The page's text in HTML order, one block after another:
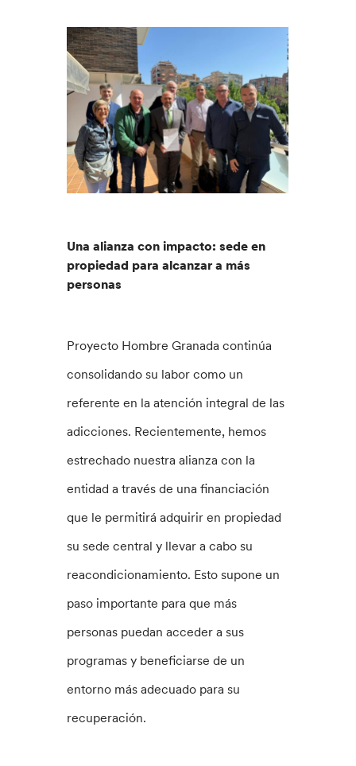
Una alianza con impacto: sede en
propiedad para alcanzar a más
personas
Proyecto Hombre Granada continúa
consolidando su labor como un
referente en la atención integral de las
adicciones. Recientemente, hemos
estrechado nuestra alianza con la
entidad a través de una financiación
que le permitirá adquirir en propiedad
su sede central y llevar a cabo su
reacondicionamiento. Esto supone un
paso importante para que más
personas puedan acceder a sus
programas y beneficiarse de un
entorno más adecuado para su
recuperación.